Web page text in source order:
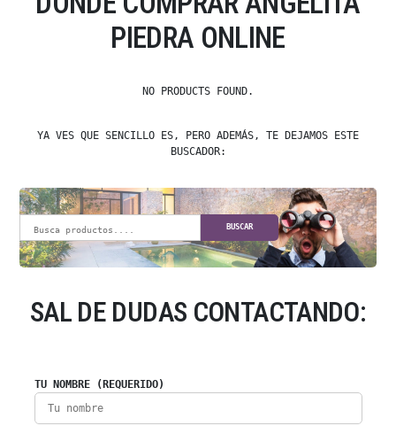
PIEDRA ONLINE
NO PRODUCTS FOUND.
YA VES QUE SENCILLO ES, PERO ADEMÁS, TE DEJAMOS ESTE
BUSCADOR:
BUSCAR
SAL DE DUDAS CONTACTANDO:
TU NOMBRE (REQUERIDO)